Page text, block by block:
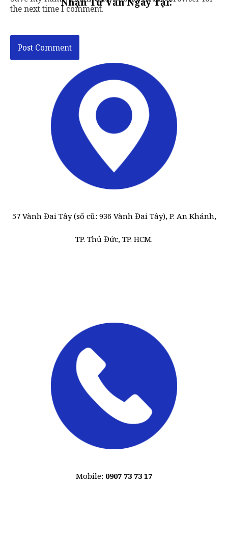
the next time I comment.
57 Vành Đai Tây (số cũ: 936 Vành Đai Tây), P. An Khánh,
TP. Thủ Đức, TP. HCM.
Mobile: 0907 73 73 17